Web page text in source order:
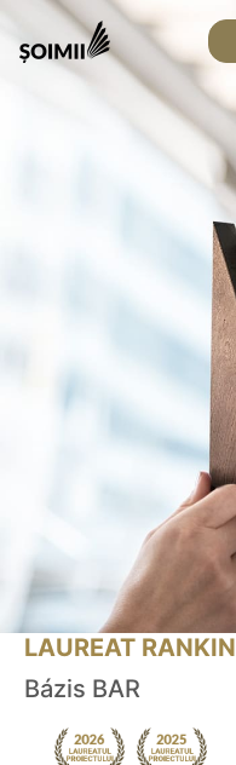
LAUREAT
Bázis BAR